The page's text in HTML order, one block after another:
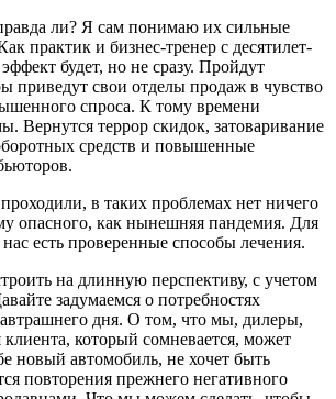
ли? Я сам понимаю их сильные
практик и бизнес-тренер с десятилет­
будет, но не сразу. Пройдут
при­ведут свои отделы продаж в чувство
спроса. К тому времени
Вернутся террор скидок, затоваривание
средств и повышен­ные
в таких проблемах нет ничего
опасного, как нынешняя пандемия. Для
есть прове­ренные способы лечения.
на длинную перспективу, с учетом
задумаемся о потребностях
дня. О том, что мы, дилеры,
который сомневается, может
новый автомобиль, не хочет быть
повторения прежнего негативного